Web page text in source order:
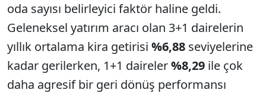
oda sayısı belirleyici faktör haline geldi.
Geleneksel yatırım aracı olan 3+1 dairelerin
yıllık ortalama kira getirisi %6,88 seviyelerine
kadar gerilerken, 1+1 daireler%8,29 ile çok
daha agresif bir geri dönüş performansı